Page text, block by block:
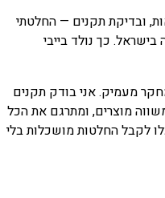
ובדיקת תקנים — החלטתי
כך נולד בייבי
מעמיק. אני בודק תקנים
מוצרים, ומתרגם את הכל
לקבל החלטות מושכלות בלי